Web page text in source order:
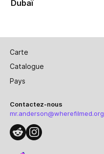
Dubaï
Carte
Catalogue
Pays
Contactez-nous
mr.anderson@wherefilmed.org